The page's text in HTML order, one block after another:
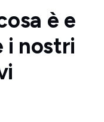
è e
i nostri